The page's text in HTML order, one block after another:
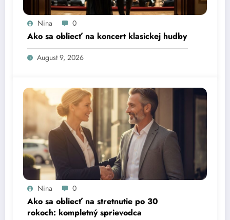
Nina 0
Ako sa obliecť na koncert klasickej hudby
August 9, 2026
Nina 0
Ako sa obliecť na stretnutie po 30
rokoch: kompletný sprievodca